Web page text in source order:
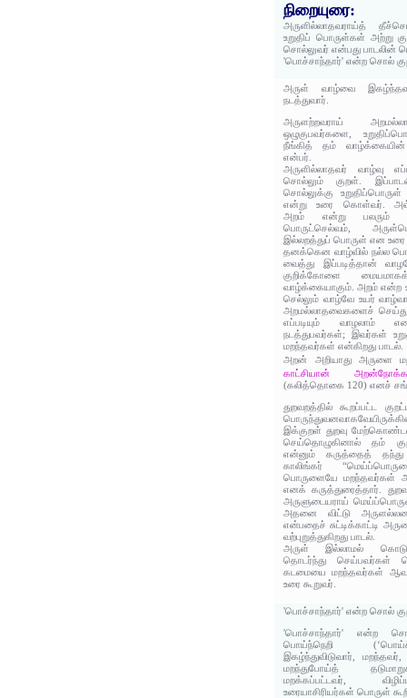
நிறையுரை:
அருளில்லாதவராய்த்
உறுதிப் பொருள்கள் அற்று
சொல்லுவர் என்பது பாடலின்
'பொச்சாந்தார்' என்ற சொல்
அருள் வாழ்வை
நடத்துவார்.
அருளற்றவராய்
ஒழுகுபவர்களை,
நீங்கித் தம்
என்பர்.
அருளில்லாதவர் வாழ்வு
சொல்லும் குறள்.
சொல்லுக்கு
என்று உரை கொள்வர்.
அறம் என்று பலரும்
பொருட்செல்வம்,
இல்லறத்துப் பொருள் என
தனக்கென வாழ்வில் நல்ல
வைத்து இப்படித்தான்
குறிக்கோளை
வாழ்க்கையாகும். அறம் என்ற
செல்லும் வாழ்வே உயர்
அறமல்லாதவைகளைச் செய்து
எப்படியும் வாழலாம்
நடத்துபவர்கள்; இவர்கள்
மறந்தவர்கள் என்கிறது பாடல்.
அறன் அறியாது அருளை
காட்சியான்
(கலித்தொகை 120) எனச்
துறவறத்தில் கூறப்பட்ட
இக்குறள் துறவு
செய்தொழுகினால் தம்
என்னும் கருத்தைத் தந்து
காலிங்கர்
பொருளையே மறந்தவர்கள்
எனக் கருத்துரைத்தார்.
அருளுடையராய்
அதனை விட்டு
என்பதைச் சுட்டிக்காட்டி
வற்புறுத்துகிறது பாடல்.
அருள் இல்லாமல்
தொடர்ந்து செய்பவர்கள்
கடமையை மறந்தவர்கள்
உரை கூறுவர்.
'பொச்சாந்தார்' என்ற சொல்
'பொச்சாந்தார்' என்ற
பொய்ந்நெறி
இகழ்ந்துவிடுவார்,
மறந்துபோய்த்
மறக்கப்பட்டவர்,
உரையாசிரியர்கள் பொருள்